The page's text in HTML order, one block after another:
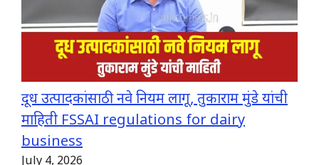
दूध उत्पादकांसाठी नवे नियम लागू, तुकाराम मुंडे यांची
माहिती FSSAI regulations for dairy
business
July 4, 2026